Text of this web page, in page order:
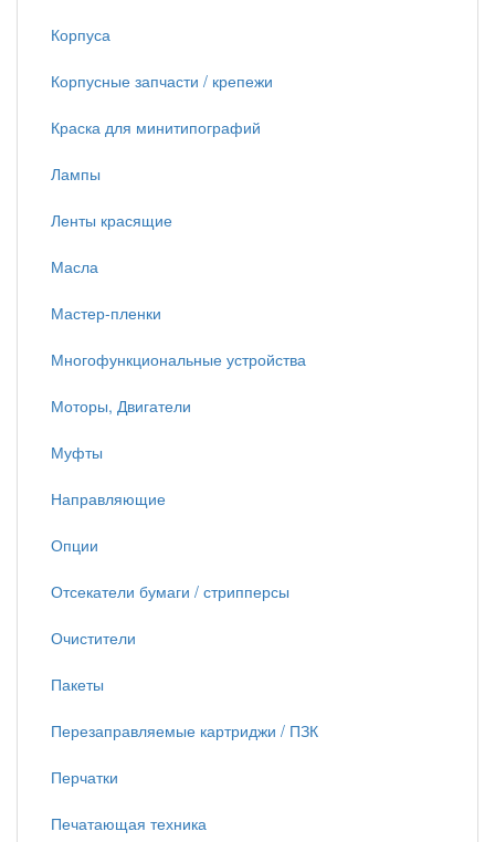
Корпуса
Корпусные запчасти / крепежи
Краска для минитипографий
Лампы
Ленты красящие
Масла
Мастер-пленки
Многофункциональные устройства
Моторы, Двигатели
Муфты
Направляющие
Опции
Отсекатели бумаги / стрипперсы
Очистители
Пакеты
Перезаправляемые картриджи / ПЗК
Перчатки
Печатающая техника